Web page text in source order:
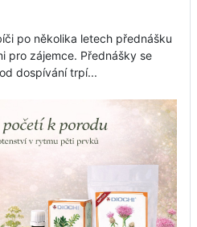
po několika letech přednášku
pro zájemce. Přednášky se
dospívání trpí...